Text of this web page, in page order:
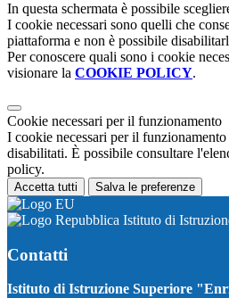
In questa schermata è possibile
I cookie necessari sono quelli che
piattaforma e non è possibile
Per conoscere quali sono i cookie
visionare la COOKIE POLICY.
Cookie necessari per il funzionamento
I cookie necessari per il funzionamento
disabilitati. È possibile consultare
policy.
Accetta tutti Salva le preferenze
Istituto di
Contatti
Istituto di Istruzione Superiore